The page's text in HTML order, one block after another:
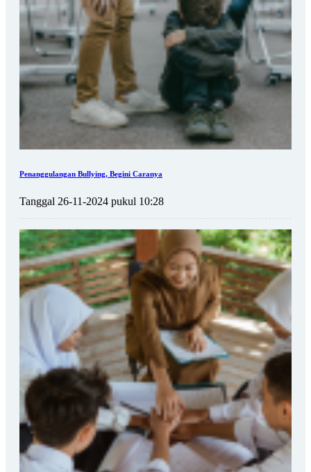
Penanggulangan Bullying, Begini Caranya
Tanggal 26-11-2024 pukul 10:28